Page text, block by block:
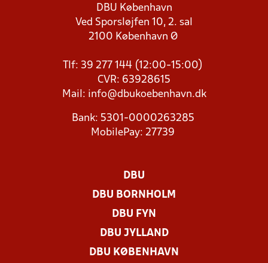
DBU København
Ved Sporsløjfen 10, 2. sal
2100 København Ø
Tlf: 39 277 144 (12:00-15:00)
CVR: 63928615
Mail: info@dbukoebenhavn.dk
Bank: 5301-0000263285
MobilePay: 27739
DBU
DBU BORNHOLM
DBU FYN
DBU JYLLAND
DBU KØBENHAVN